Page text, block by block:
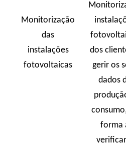
Monitorização
das
instalações
fotovoltaicas
dos
gerir os
dados
forma